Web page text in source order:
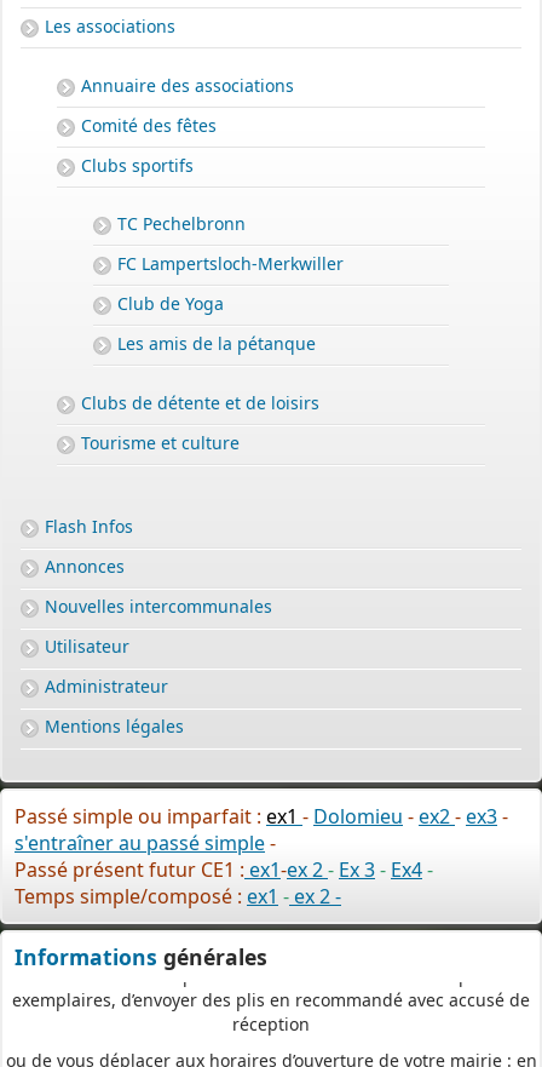
Les associations
Annuaire des associations
Comité des fêtes
Clubs sportifs
TC Pechelbronn
FC Lampertsloch-Merkwiller
Club de Yoga
Les amis de la pétanque
Clubs de détente et de loisirs
Tourisme et culture
Flash Infos
Annonces
Nouvelles intercommunales
Utilisateur
Administrateur
Mentions légales
Passé simple ou imparfait : ex1 - Dolomieu -ex2-ex3-
s'entraîner au passé simple-
Passé présent futur CE1 : ex1-ex 2- Ex 3- Ex4-
Temps simple/composé : ex1 -ex 2 -
Informations générales
Depuis le 3 janvier 2022, vous pouvez profiter de la
voie électronique (SVE)pour déposer votredemande
d’autorisation d’urbanisme
(Permis de construire, d’aménager et de démolir, déclaration
préalable et certificat d’urbanisme) avec les mêmes garanties de
et de prise en compte de votre dossier qu’un dépôt par papier.
poursaisir et déposer toutes les pièces de votre dossier
directement en ligne,
à tout moment et où que vous soyez, dans le cadre d’une
démarche simplifiée.
Plus besoin d’imprimer vos demandes en de multiples
exemplaires, d’envoyer des plis en recommandé avec accusé de
réception
ou de vous déplacer aux horaires d’ouverture de votre mairie : en